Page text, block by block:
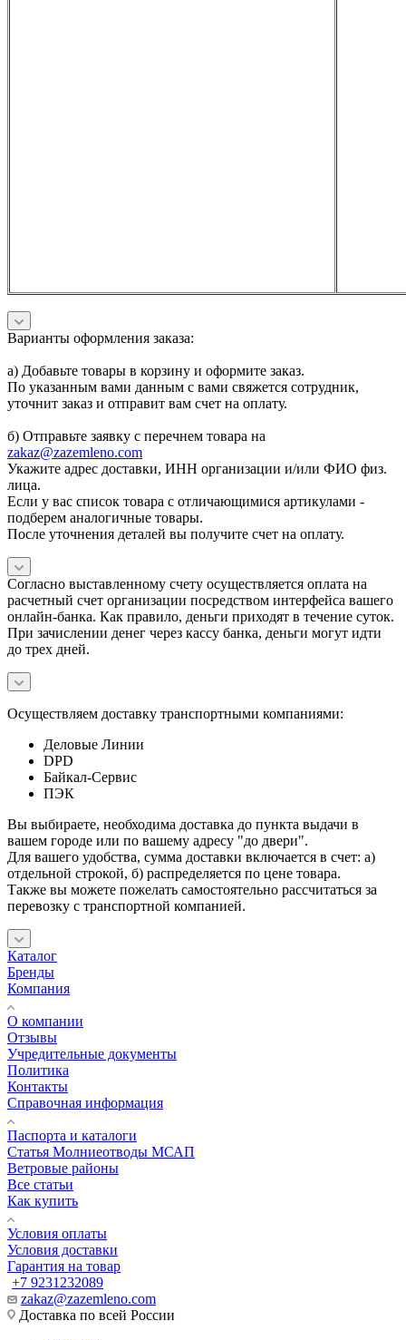
Варианты оформления заказа:
а) Добавьте товары в корзину и оформите заказ.
По указанным вами данным с вами свяжется сотрудник,
уточнит заказ и отправит вам счет на оплату.
б) Отправьте заявку с перечнем товара на
zakaz@zazemleno.com
Укажите адрес доставки, ИНН организации и/или ФИО физ.
лица.
Если у вас список товара с отличающимися артикулами -
подберем аналогичные товары.
После уточнения деталей вы получите счет на оплату.
Согласно выставленному счету осуществляется оплата на
расчетный счет организации посредством интерфейса вашего
онлайн-банка. Как правило, деньги приходят в течение суток.
При зачислении денег через кассу банка, деньги могут идти
до трех дней.
Осуществляем доставку транспортными компаниями:
Деловые Линии
DPD
Байкал-Сервис
ПЭК
Вы выбираете, необходима доставка до пункта выдачи в
вашем городе или по вашему адресу "до двери".
Для вашего удобства, сумма доставки включается в счет: а)
отдельной строкой, б) распределяется по цене товара.
Также вы можете пожелать самостоятельно рассчитаться за
перевозку с транспортной компанией.
Каталог
Бренды
Компания
О компании
Отзывы
Учредительные документы
Политика
Контакты
Справочная информация
Паспорта и каталоги
Статья Молниеотводы МСАП
Ветровые районы
Все статьи
Как купить
Условия оплаты
Условия доставки
Гарантия на товар
+7 9231232089
zakaz@zazemleno.com
Доставка по всей России